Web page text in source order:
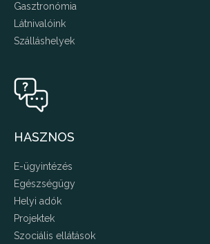
Gasztronómia
Látnivalóink
Szálláshelyek
HASZNOS
E-ügyintézés
Egészségügy
Helyi adók
Projektek
Szociális ellátások